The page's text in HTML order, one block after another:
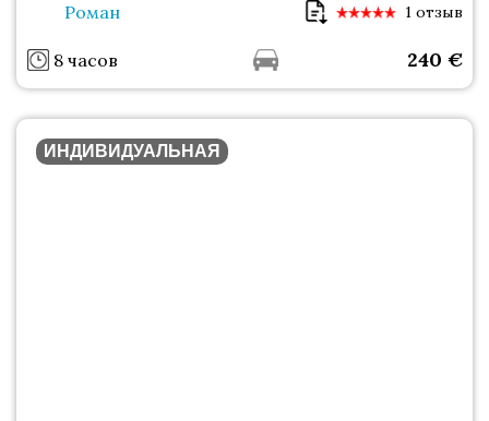
Роман 1 отзыв
8 часов 240 €
ИНДИВИДУАЛЬНАЯ